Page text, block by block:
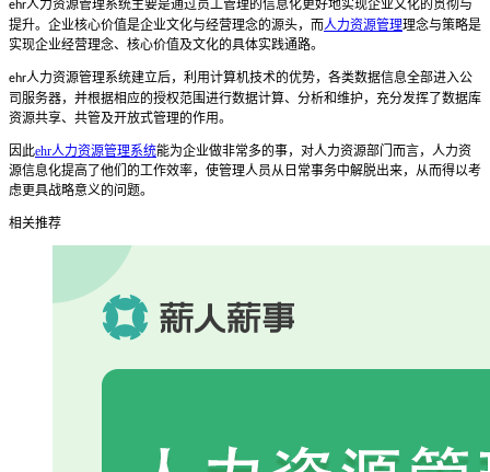
ehr人力资源管理系统主要是通过员工管理的信息化更好地实现企业文化的贯彻与
提升。企业核心价值是企业文化与经营理念的源头，而人力资源管理理念与策略是
实现企业经营理念、核心价值及文化的具体实践通路。
ehr人力资源管理系统建立后，利用计算机技术的优势，各类数据信息全部进入公
司服务器，并根据相应的授权范围进行数据计算、分析和维护，充分发挥了数据库
资源共享、共管及开放式管理的作用。
因此ehr人力资源管理系统能为企业做非常多的事，对人力资源部门而言，人力资
源信息化提高了他们的工作效率，使管理人员从日常事务中解脱出来，从而得以考
虑更具战略意义的问题。
相关推荐